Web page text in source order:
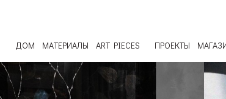
ДОМ МАТЕРИАЛЫ ART PIECES ПРОЕКТЫ